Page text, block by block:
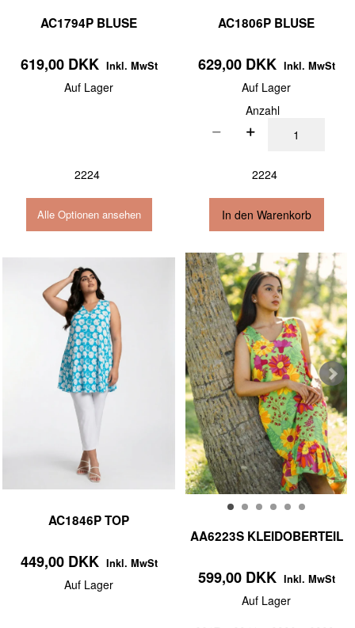
AC1794P BLUSE
619,00 DKK Inkl. MwSt
Auf Lager
2224
Alle Optionen ansehen
AC1806P BLUSE
629,00 DKK Inkl. MwSt
Auf Lager
Anzahl
2224
In den Warenkorb
AC1846P TOP
449,00 DKK Inkl. MwSt
Auf Lager
AA6223S KLEIDOBERTEIL
599,00 DKK Inkl. MwSt
Auf Lager